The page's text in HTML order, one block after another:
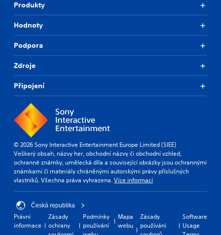
Produkty
Hodnoty
Podpora
Zdroje
Připojení
© 2026 Sony Interactive Entertainment Europe Limited (SIEE)
Veškerý obsah, názvy her, obchodní názvy či obchodní vzhled,
ochranné známky, umělecká díla a související obrázky jsou ochrannými
známkami či materiály chráněnými autorskými právy příslušných
vlastníků. Všechna práva vyhrazena.Více informací
Česká republika
Právní
informace
Zásady
ochrany
Podmínky
používání
Mapa
webu
Zásady
používání
Software
Usage